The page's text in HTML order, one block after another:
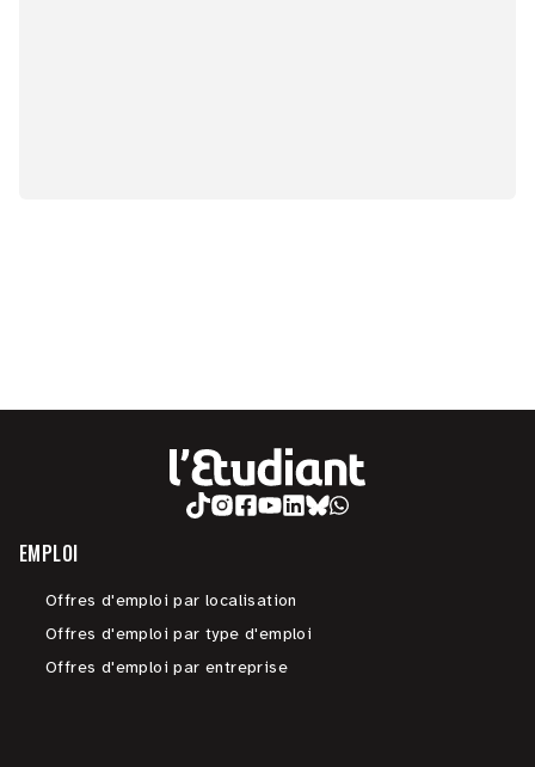
EMPLOI
Offres d'emploi par localisation
Offres d'emploi par type d'emploi
Offres d'emploi par entreprise